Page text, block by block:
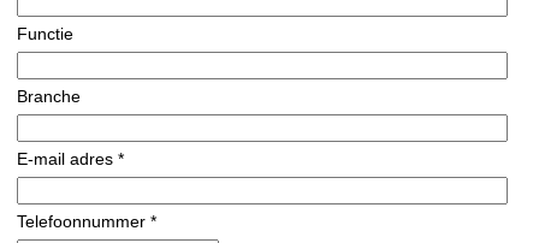
Functie
Branche
E-mail adres *
Telefoonnummer *